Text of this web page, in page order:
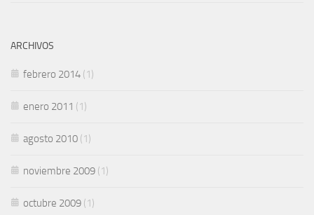
ARCHIVOS
febrero 2014 (1)
enero 2011 (1)
agosto 2010 (1)
noviembre 2009 (1)
octubre 2009 (1)